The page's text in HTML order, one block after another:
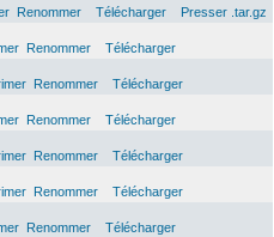
Renommer Télécharger
Presser .tar.gz
Renommer
Télécharger
Renommer
Télécharger
Renommer
Télécharger
Renommer
Télécharger
Renommer
Télécharger
Renommer
Télécharger